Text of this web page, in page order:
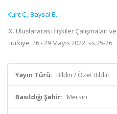
Kurç Ç.,Baysal B.
IX. Uluslararası İlişkiler Çalışmaları
Türkiye, 26 - 29 Mayıs 2022, ss.25-26
Yayın Türü: Bildiri / Özet Bildiri
Basıldığı Şehir: Mersin